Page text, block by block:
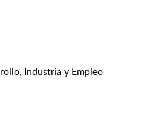
Industria y Empleo